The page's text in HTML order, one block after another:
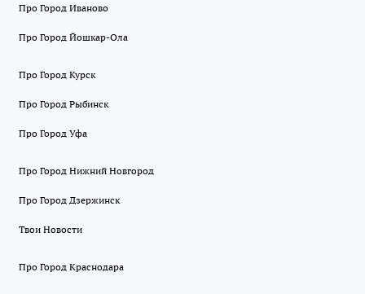
Про Город Иваново
Про Город Йошкар-Ола
Про Город Курск
Про Город Рыбинск
Про Город Уфа
Про Город Нижний Новгород
Про Город Дзержинск
Твои Новости
Про Город Краснодара